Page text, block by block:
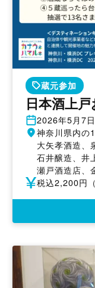
蔵元参加
日本酒上
開
催
2026年5月7
開 神奈川県内の
大矢孝酒造、
石井醸造、井
瀬戸酒造店、
参 税込2,200円